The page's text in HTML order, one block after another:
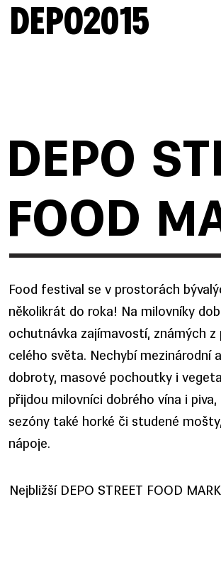
DEPO2015
DEPO
FOOD
Food festival se v prostorách
několikrát do roka! Na milovníky
ochutnávka zajímavostí, známých
celého světa. Nechybí mezinárodní
dobroty, masové pochoutky i
přijdou milovníci dobrého vína i
sezóny také horké či studené
nápoje.
Nejbližší DEPO STREET FOOD